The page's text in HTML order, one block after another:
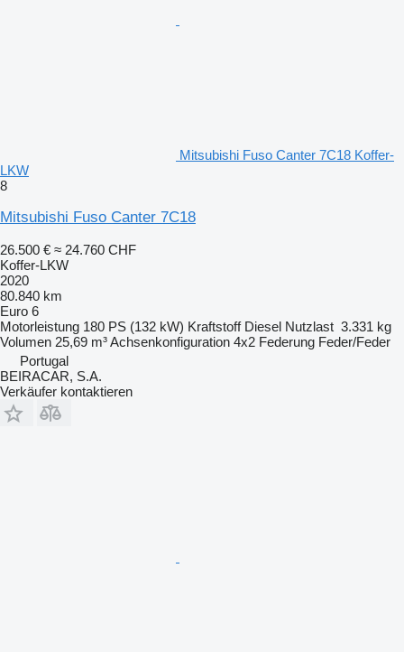
Mitsubishi Fuso Canter 7C18 Koffer-
LKW
8
Mitsubishi Fuso Canter 7C18
26.500 € ≈ 24.760 CHF
Koffer-LKW
2020
80.840 km
Euro 6
Motorleistung 180 PS (132 kW) Kraftstoff Diesel Nutzlast 3.331 kg
Volumen 25,69 m³Achsenkonfiguration 4x2 Federung Feder/Feder
Portugal
BEIRACAR, S.A.
Verkäufer kontaktieren